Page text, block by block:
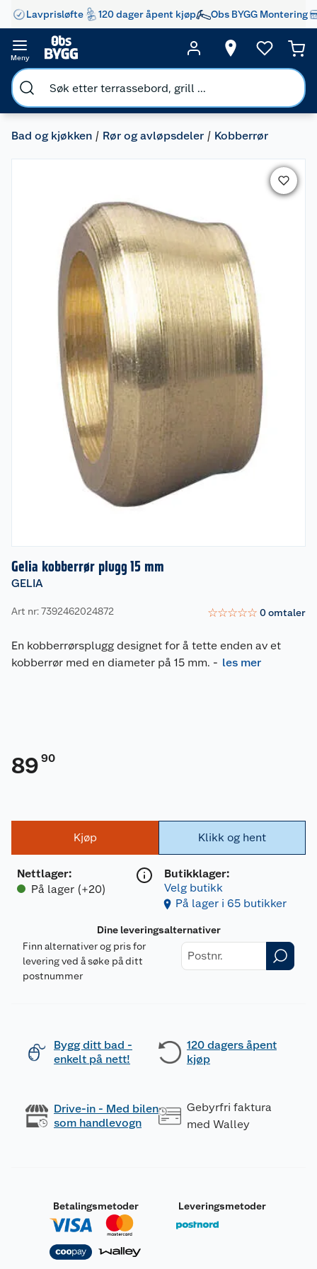
Lavprisløfte 120 dager åpent kjøp Obs BYGG Montering
Meny
Bad og kjøkken Rør og avløpsdeler Kobberrør
Gelia kobberrør plugg 15 mm
GELIA
Art nr: 7392462024872 ☆☆☆☆☆ 0omtaler
En kobberrørsplugg designet for å tette enden av et
kobberrør med en diameter på 15 mm. - les mer
89 90
Kjøp
Nettlager:
På lager (+20)
Klikk og hent
Butikklager:
Velg butikk
På lager i 65 butikker
Dine leveringsalternativer
Finn alternativer og pris for
levering ved å søke på ditt
postnummer
Bygg ditt bad -
enkelt på nett!
120 dagers åpent
kjøp
Drive-in - Med bilen
som handlevogn
Gebyrfri faktura
med Walley
Betalingsmetoder Leveringsmetoder